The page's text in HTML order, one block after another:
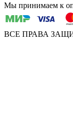
Мы принимаем к
ВСЕ ПРАВА